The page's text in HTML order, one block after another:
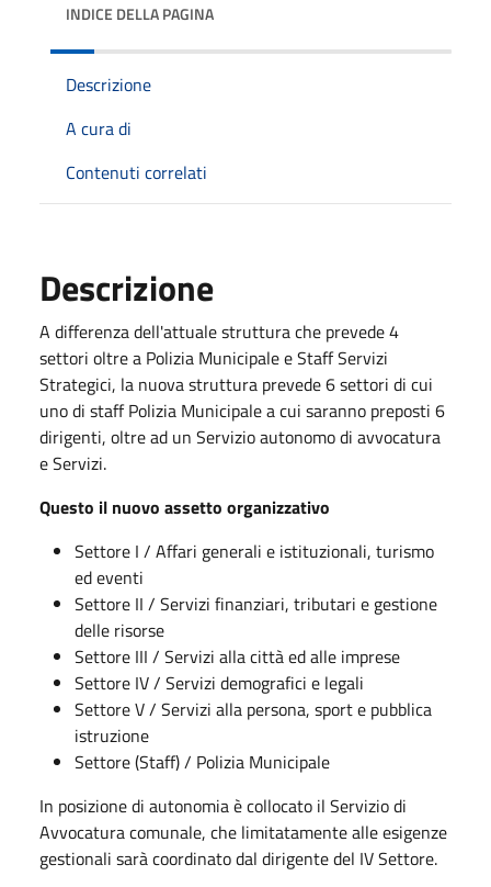
INDICE DELLA PAGINA
Descrizione
A cura di
Contenuti correlati
Descrizione
A differenza dell'attuale struttura che prevede 4
settori oltre a Polizia Municipale e Staff Servizi
Strategici, la nuova struttura prevede 6 settori di cui
uno di staff Polizia Municipale a cui saranno preposti 6
dirigenti, oltre ad un Servizio autonomo di avvocatura
e Servizi.
Questo il nuovo assetto organizzativo
Settore I / Affari generali e istituzionali, turismo
ed eventi
Settore II / Servizi finanziari, tributari e gestione
delle risorse
Settore III / Servizi alla città ed alle imprese
Settore IV / Servizi demografici e legali
Settore V / Servizi alla persona, sport e pubblica
istruzione
Settore (Staff) / Polizia Municipale
In posizione di autonomia è collocato il Servizio di
Avvocatura comunale, che limitatamente alle esigenze
gestionali sarà coordinato dal dirigente del IV Settore.